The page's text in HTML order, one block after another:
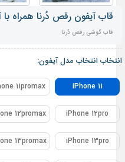
قاب آیفون رقص دُرنا همراه با
قاب گوشی رقص دُرنا
انتخاب انتخاب مدل آیفون:
iPhone 11
11promax
iPhone 12pro
12promax
iPhone 13pro
13promax